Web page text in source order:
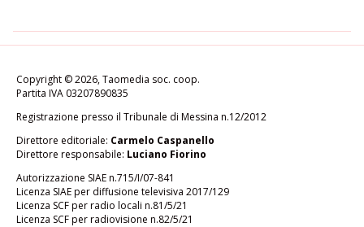
Copyright © 2026, Taomedia soc. coop.
Partita IVA 03207890835
Registrazione presso il Tribunale di Messina n.12/2012
Direttore editoriale: Carmelo Caspanello
Direttore responsabile: Luciano Fiorino
Autorizzazione SIAE n.715/I/07-841
Licenza SIAE per diffusione televisiva 2017/129
Licenza SCF per radio locali n.81/5/21
Licenza SCF per radiovisione n.82/5/21